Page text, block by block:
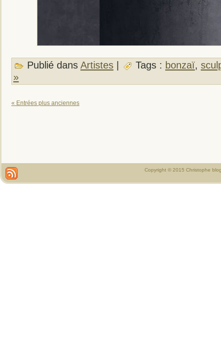
Publié dans Artistes Tags : bonzaï,
»
« Entrées plus anciennes
Copyright © 2015 Christophe